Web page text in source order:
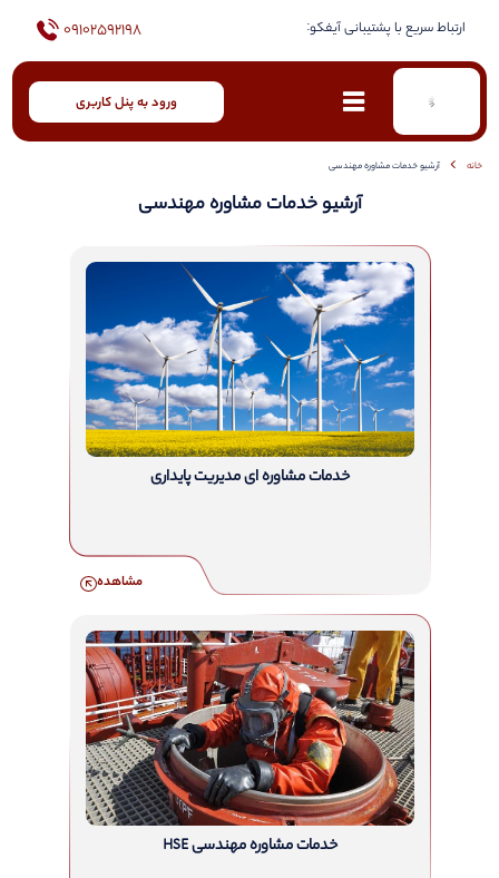
ارتباط سریع با پشتیبانی آیفکو: 09102592198
ورود به پنل کاربری
خانه آرشیو خدمات مشاوره مهندسی
آرشیو خدمات مشاوره مهندسی
خدمات مشاوره ای مدیریت پایداری
مشاهده
خدمات مشاوره مهندسی HSE